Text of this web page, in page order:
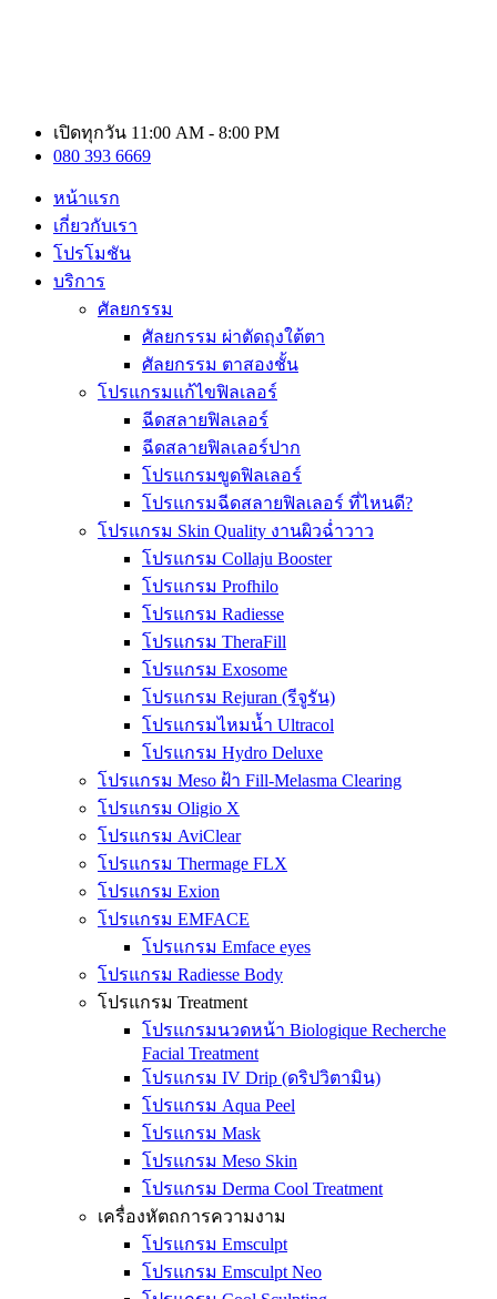
เปิดทุกวัน 11:00 AM - 8:00 PM
080 393 6669
หน้าแรก
เกี่ยวกับเรา
โปรโมชัน
บริการ
ศัลยกรรม
ศัลยกรรม ผ่าตัดถุงใต้ตา
ศัลยกรรม ตาสองชั้น
โปรแกรมแก้ไขฟิลเลอร์
ฉีดสลายฟิลเลอร์
ฉีดสลายฟิลเลอร์ปาก
โปรแกรมขูดฟิลเลอร์
โปรแกรมฉีดสลายฟิลเลอร์ ที่ไหนดี?
โปรแกรม Skin Quality งานผิวฉ่ำวาว
โปรแกรม Collaju Booster
โปรแกรม Profhilo
โปรแกรม Radiesse
โปรแกรม TheraFill
โปรแกรม Exosome
โปรแกรม Rejuran (รีจูรัน)
โปรแกรมไหมน้ำ Ultracol
โปรแกรม Hydro Deluxe
โปรแกรม Meso ฝ้า Fill-Melasma Clearing
โปรแกรม Oligio X
โปรแกรม AviClear
โปรแกรม Thermage FLX
โปรแกรม Exion
โปรแกรม EMFACE
โปรแกรม Emface eyes
โปรแกรม Radiesse Body
โปรแกรม Treatment
โปรแกรมนวดหน้า Biologique Recherche
Facial Treatment
โปรแกรม IV Drip (ดริปวิตามิน)
โปรแกรม Aqua Peel
โปรแกรม Mask
โปรแกรม Meso Skin
โปรแกรม Derma Cool Treatment
เครื่องหัตถการความงาม
โปรแกรม Emsculpt
โปรแกรม Emsculpt Neo